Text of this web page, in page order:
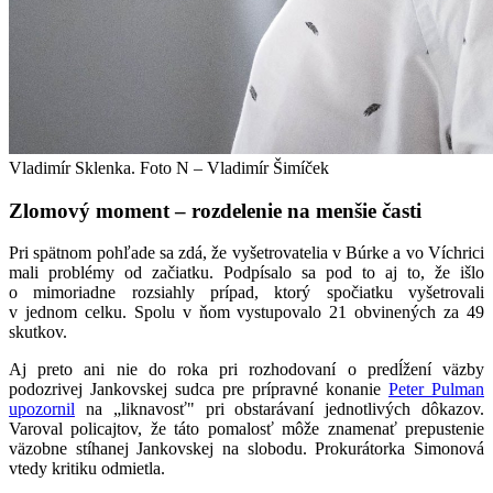
Vladimír Sklenka. Foto N – Vladimír Šimíček
Zlomový moment – rozdelenie na menšie časti
Pri spätnom pohľade sa zdá, že vyšetrovatelia v Búrke a vo Víchrici
mali problémy od začiatku. Podpísalo sa pod to aj to, že išlo
o mimoriadne rozsiahly prípad, ktorý spočiatku vyšetrovali
v jednom celku. Spolu v ňom vystupovalo 21 obvinených za 49
skutkov.
Aj preto ani nie do roka pri rozhodovaní o predĺžení väzby
podozrivej Jankovskej sudca pre prípravné konanie Peter Pulman
upozornil na „liknavosť" pri obstarávaní jednotlivých dôkazov.
Varoval policajtov, že táto pomalosť môže znamenať prepustenie
väzobne stíhanej Jankovskej na slobodu. Prokurátorka Simonová
vtedy kritiku odmietla.